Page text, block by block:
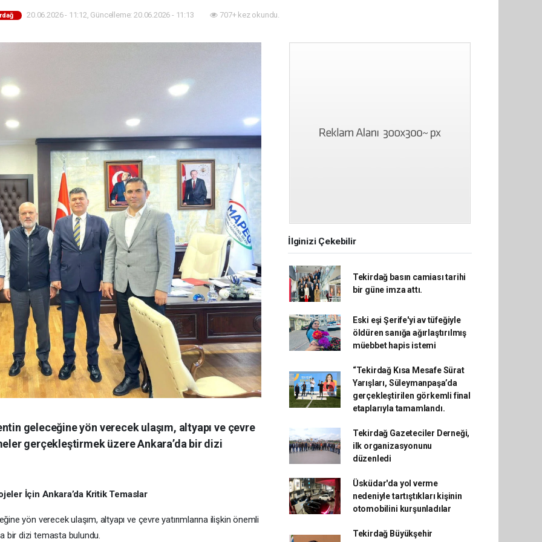
20.06.2026 - 11:12, Güncelleme: 20.06.2026 - 11:13 707+ kez okundu.
geleceğine yön verecek ulaşım, altyapı ve çevre
gerçekleştirmek üzere Ankara’da bir dizi
İçin Ankara’da Kritik Temaslar
yön verecek ulaşım, altyapı ve çevre yatırımlarına ilişkin önemli
bir dizi temasta bulundu.
İlginizi Çekebilir
Tekirdağ basın camiası tarihi
bir güne imza attı.
Eski eşi Şerife'yi av tüfeğiyle
öldüren sanığa ağırlaştırılmış
müebbet hapis istemi
“Tekirdağ Kısa Mesafe Sürat
Yarışları, Süleymanpaşa’da
gerçekleştirilen görkemli final
etaplarıyla tamamlandı.
Tekirdağ Gazeteciler Derneği,
ilk organizasyonunu
düzenledi
Üsküdar'da yol verme
nedeniyle tartıştıkları kişinin
otomobilini kurşunladılar
Tekirdağ Büyükşehir